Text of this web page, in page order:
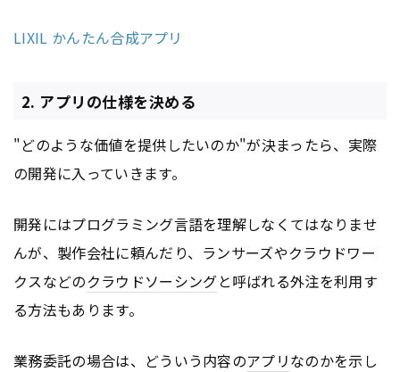
LIXIL かんたん合成アプリ
2. アプリの仕様を決める
"どのような価値を提供したいのか"が決まったら、実際
の開発に入っていきます。
開発にはプログラミング言語を理解しなくてはなりませ
んが、製作会社に頼んだり、ランサーズやクラウドワー
クスなどのクラウドソーシングと呼ばれる外注を利用す
る方法もあります。
業務委託の場合は、どういう内容のアプリなのかを示し